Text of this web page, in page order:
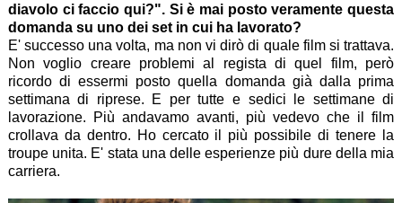
diavolo ci faccio qui?". Si è mai posto veramente questa
domanda su uno dei set in cui ha lavorato?
E' successo una volta, ma non vi dirò di quale film si trattava.
Non voglio creare problemi al regista di quel film, però
ricordo di essermi posto quella domanda già dalla prima
settimana di riprese. E per tutte e sedici le settimane di
lavorazione. Più andavamo avanti, più vedevo che il film
crollava da dentro. Ho cercato il più possibile di tenere la
troupe unita. E' stata una delle esperienze più dure della mia
carriera.